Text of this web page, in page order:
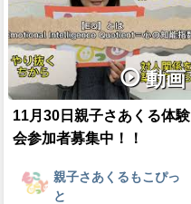
動画
11月30日親子さあくる体験
会参加者募集中！！
親子さあくるもこぴっ
と